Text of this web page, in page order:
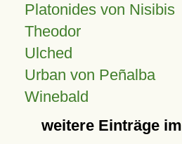
Platonides von Nisibis
Theodor
Ulched
Urban von Peñalba
Winebald
weitere Einträge im